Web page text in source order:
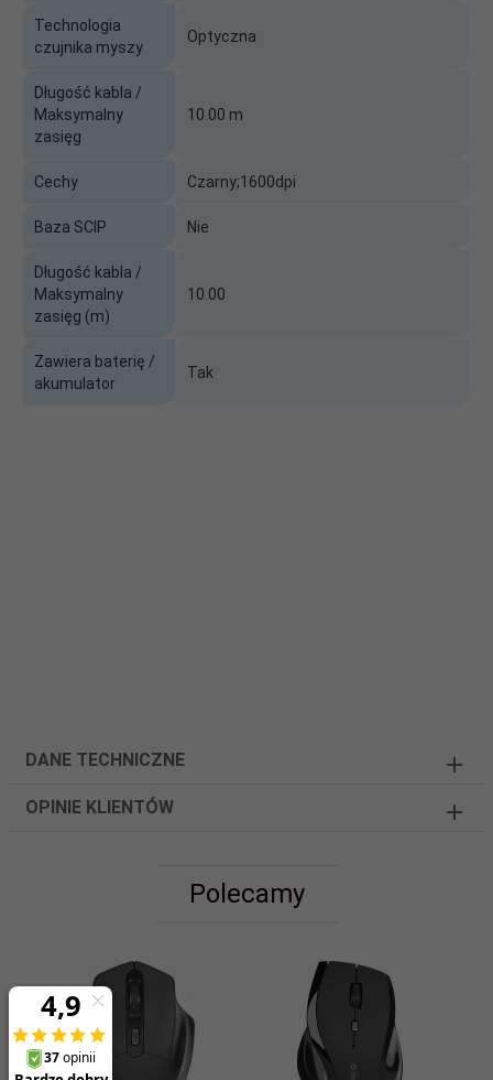
Technologia
czujnika myszy
Optyczna
Długość kabla /
Maksymalny
zasięg
10.00 m
Cechy Czarny;1600dpi
Baza SCIP Nie
Długość kabla /
Maksymalny
zasięg (m)
10.00
Zawiera baterię /
akumulator
Tak
DANE TECHNICZNE
OPINIE KLIENTÓW
Polecamy